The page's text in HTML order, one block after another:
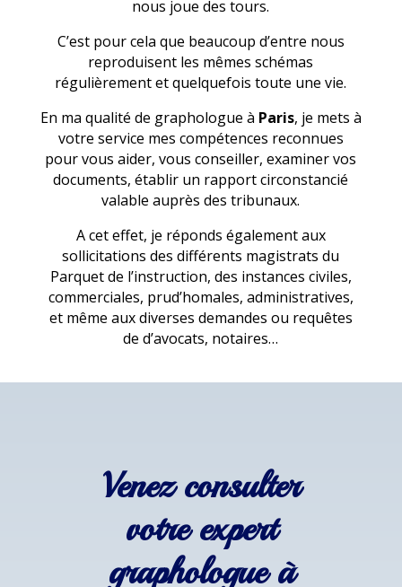
nous joue des tours.
C’est pour cela que beaucoup d’entre nous
reproduisent les mêmes schémas
régulièrement et quelquefois toute une vie.
En ma qualité de graphologue à Paris, je mets à
votre service mes compétences reconnues
pour vous aider, vous conseiller, examiner vos
documents, établir un rapport circonstancié
valable auprès des tribunaux.
A cet effet, je réponds également aux
sollicitations des différents magistrats du
Parquet de l’instruction, des instances civiles,
commerciales, prud’homales, administratives,
et même aux diverses demandes ou requêtes
de d’avocats, notaires…
Venez consulter
votre expert
graphologue à